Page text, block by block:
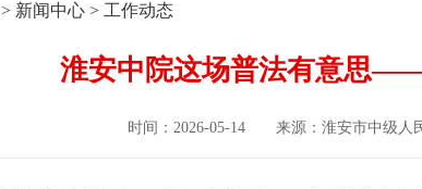
> 新闻中心 > 工作动态
淮安中院这场普法有意思
时间：2026-05-14 来源：淮安市中级人